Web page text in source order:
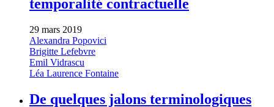
temporalité contractuelle
29 mars 2019
Alexandra Popovici
Brigitte Lefebvre
Emil Vidrascu
Léa Laurence Fontaine
De quelques jalons terminologiques